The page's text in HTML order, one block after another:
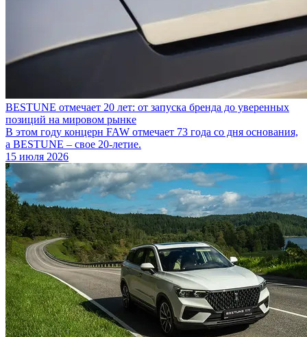
BESTUNE отмечает 20 лет: от запуска бренда до уверенных
позиций на мировом рынке
В этом году концерн FAW отмечает 73 года со дня основания,
а BESTUNE – свое 20-летие.
15 июля 2026